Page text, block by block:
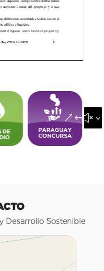
Desarrollo Sostenible